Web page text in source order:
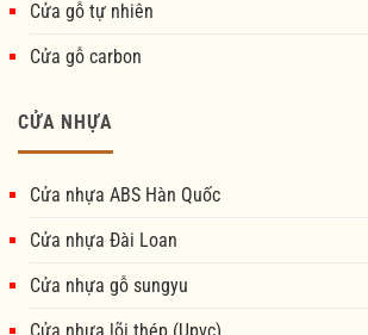
Cửa gỗ tự nhiên
Cửa gỗ carbon
CỬA NHỰA
Cửa nhựa ABS Hàn Quốc
Cửa nhựa Đài Loan
Cửa nhựa gỗ sungyu